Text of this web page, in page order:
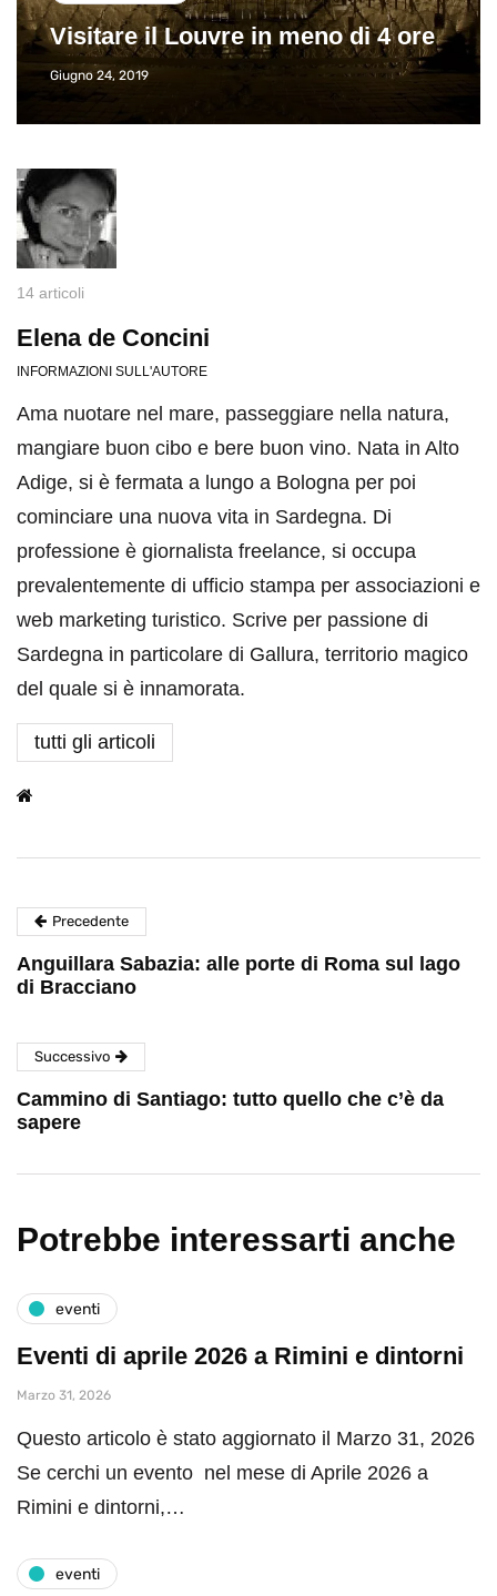
Visitare il Louvre in meno di 4 ore
Giugno 24, 2019
14 articoli
Elena de Concini
INFORMAZIONI SULL'AUTORE
Ama nuotare nel mare, passeggiare nella natura,
mangiare buon cibo e bere buon vino. Nata in Alto
Adige, si è fermata a lungo a Bologna per poi
cominciare una nuova vita in Sardegna. Di
professione è giornalista freelance, si occupa
prevalentemente di ufficio stampa per associazioni e
web marketing turistico. Scrive per passione di
Sardegna in particolare di Gallura, territorio magico
del quale si è innamorata.
tutti gli articoli
Precedente
Anguillara Sabazia: alle porte di Roma sul lago
di Bracciano
Successivo
Cammino di Santiago: tutto quello che c’è da
sapere
Potrebbe interessarti anche
eventi
Eventi di aprile 2026 a Rimini e dintorni
Marzo 31, 2026
Questo articolo è stato aggiornato il Marzo 31, 2026
Se cerchi un evento nel mese di Aprile 2026 a
Rimini e dintorni,…
eventi